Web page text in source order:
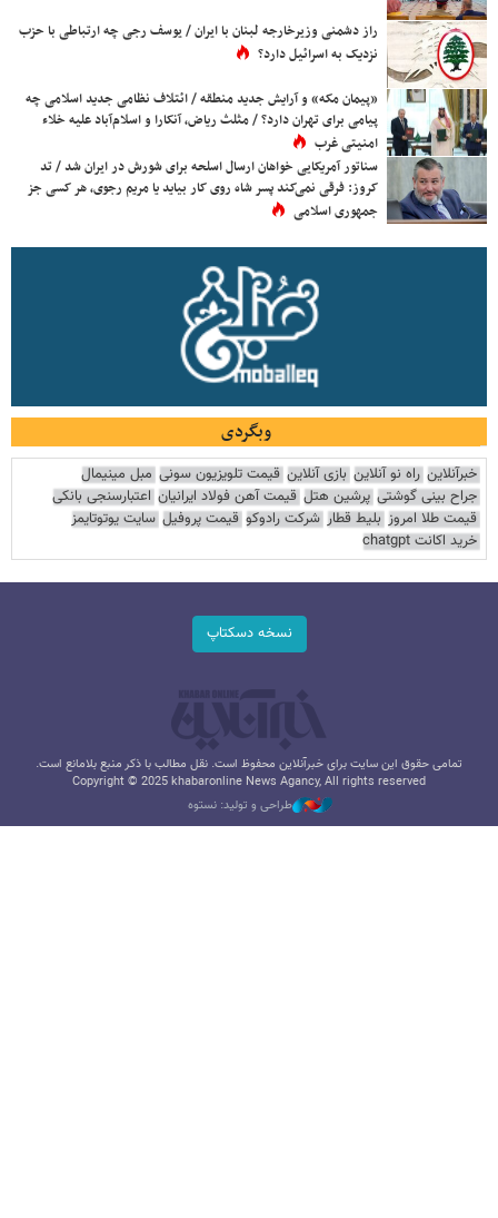
راز دشمنی وزیرخارجه لبنان با ایران / یوسف رجی چه ارتباطی با حزب
نزدیک به اسرائیل دارد؟
«پیمان مکه» و آرایش جدید منطقه / ائتلاف نظامی جدید اسلامی چه
پیامی برای تهران دارد؟ / مثلث ریاض، آنکارا و اسلام‌آباد علیه خلاء
امنیتی غرب
سناتور آمریکایی خواهان ارسال اسلحه برای شورش در ایران شد / تد
کروز: فرقی نمی‌کند پسر شاه روی کار بیاید یا مریم رجوی، هر کسی جز
جمهوری اسلامی
وبگردی
خبرآنلاین راه نو آنلاین بازی آنلاین قیمت تلویزیون سونی مبل مینیمال
جراح بینی گوشتی پرشین هتل قیمت آهن فولاد ایرانیان اعتبارسنجی بانکی
قیمت طلا امروز بلیط قطار شرکت رادوکو قیمت پروفیل سایت یوتوتایمز
خرید اکانت chatgpt
نسخه دسکتاپ
تمامی حقوق این سایت برای خبرآنلاین محفوظ است. نقل مطالب با ذکر منبع بلامانع است.
Copyright © 2025 khabaronline News Agancy, All rights reserved
طراحی و تولید: نستوه